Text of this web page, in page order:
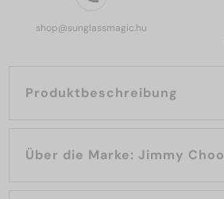
shop@sunglassmagic.hu
Produktbeschreibung
Über die Marke: Jimmy Choo